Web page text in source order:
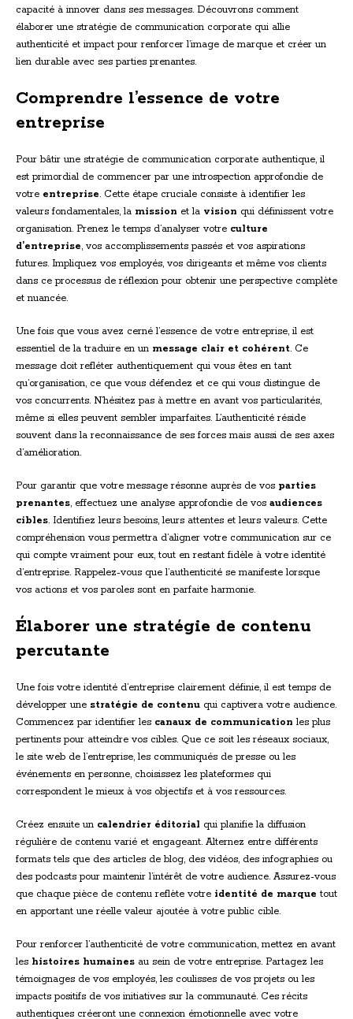
capacité à innover dans ses messages. Découvrons comment
élaborer une stratégie de communication corporate qui allie
authenticité et impact pour renforcer l’image de marque et créer un
lien durable avec ses parties prenantes.
Comprendre l’essence de votre
entreprise
Pour bâtir une stratégie de communication corporate authentique, il
est primordial de commencer par une introspection approfondie de
votre entreprise. Cette étape cruciale consiste à identifier les
valeurs fondamentales, la mission et la vision qui définissent votre
organisation. Prenez le temps d’analyser votre culture
d’entreprise, vos accomplissements passés et vos aspirations
futures. Impliquez vos employés, vos dirigeants et même vos clients
dans ce processus de réflexion pour obtenir une perspective complète
et nuancée.
Une fois que vous avez cerné l’essence de votre entreprise, il est
essentiel de la traduire en un message clair et cohérent. Ce
message doit refléter authentiquement qui vous êtes en tant
qu’organisation, ce que vous défendez et ce qui vous distingue de
vos concurrents. N’hésitez pas à mettre en avant vos particularités,
même si elles peuvent sembler imparfaites. L’authenticité réside
souvent dans la reconnaissance de ses forces mais aussi de ses axes
d’amélioration.
Pour garantir que votre message résonne auprès de vos parties
prenantes, effectuez une analyse approfondie de vos audiences
cibles. Identifiez leurs besoins, leurs attentes et leurs valeurs. Cette
compréhension vous permettra d’aligner votre communication sur ce
qui compte vraiment pour eux, tout en restant fidèle à votre identité
d’entreprise. Rappelez-vous que l’authenticité se manifeste lorsque
vos actions et vos paroles sont en parfaite harmonie.
Élaborer une stratégie de contenu
percutante
Une fois votre identité d’entreprise clairement définie, il est temps de
développer une stratégie de contenu qui captivera votre audience.
Commencez par identifier les canaux de communication les plus
pertinents pour atteindre vos cibles. Que ce soit les réseaux sociaux,
le site web de l’entreprise, les communiqués de presse ou les
événements en personne, choisissez les plateformes qui
correspondent le mieux à vos objectifs et à vos ressources.
Créez ensuite un calendrier éditorial qui planifie la diffusion
régulière de contenu varié et engageant. Alternez entre différents
formats tels que des articles de blog, des vidéos, des infographies ou
des podcasts pour maintenir l’intérêt de votre audience. Assurez-vous
que chaque pièce de contenu reflète votre identité de marque tout
en apportant une réelle valeur ajoutée à votre public cible.
Pour renforcer l’authenticité de votre communication, mettez en avant
les histoires humaines au sein de votre entreprise. Partagez les
témoignages de vos employés, les coulisses de vos projets ou les
impacts positifs de vos initiatives sur la communauté. Ces récits
authentiques créeront une connexion émotionnelle avec votre